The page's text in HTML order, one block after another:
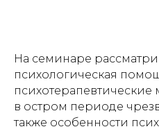
На семинаре
психологическая
в остром периоде
также особенности